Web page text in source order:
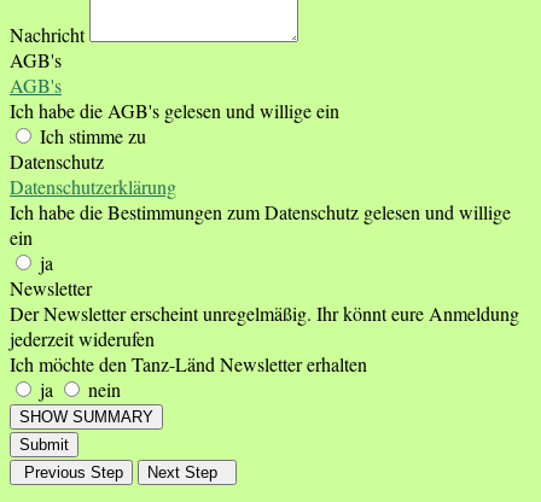
Nachricht
AGB's
AGB's
Ich habe die AGB's gelesen und willige ein
Ich stimme zu
Datenschutz
Datenschutzerklärung
Ich habe die Bestimmungen zum Datenschutz gelesen und willige
ein
ja
Newsletter
Der Newsletter erscheint unregelmäßig. Ihr könnt eure Anmeldung
jederzeit widerufen
Ich möchte den Tanz-Länd Newsletter erhalten
ja
nein
SHOW SUMMARY
Submit
Previous Step
Next Step